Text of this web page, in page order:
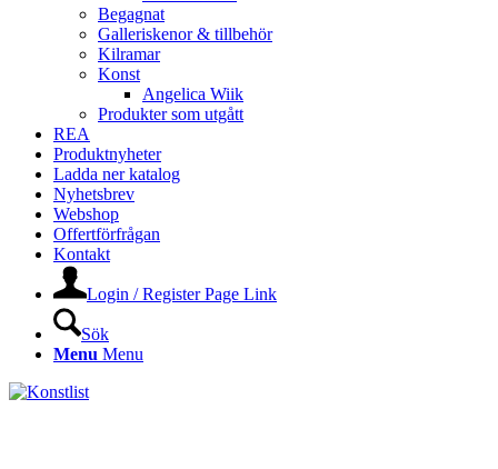
Begagnat
Galleriskenor & tillbehör
Kilramar
Konst
Angelica Wiik
Produkter som utgått
REA
Produktnyheter
Ladda ner katalog
Nyhetsbrev
Webshop
Offertförfrågan
Kontakt
Login / Register Page Link
Sök
Menu Menu